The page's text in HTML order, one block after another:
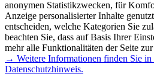
anonymen Statistikzwecken, für
Anzeige personalisierter Inhalte
entscheiden, welche Kategorien Sie
beachten Sie, dass auf Basis Ihrer
mehr alle Funktionalitäten der Seite
→ Weitere Informationen finden Sie in
Datenschutzhinweis.